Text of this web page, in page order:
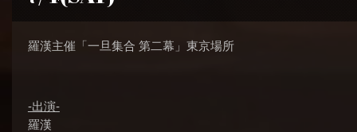
羅漢主催「一旦集合 第二幕」東京場所
-出演-
羅漢